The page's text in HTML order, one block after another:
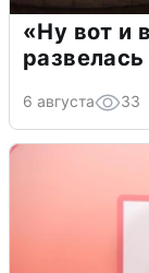
«Ну вот и
6 августа 33